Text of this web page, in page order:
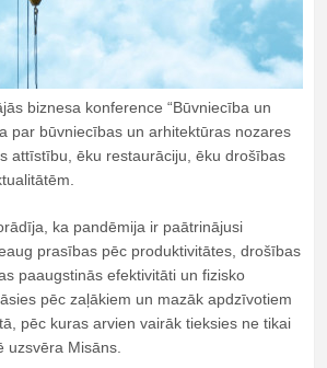
biznesa konference “Būvniecība un
par būvniecības un arhitektūras nozares
attīstību, ēku restaurāciju, ēku drošības
ka pandēmija ir paātrinājusi
prasības pēc produktivitātes, drošības
paaugstinās efektivitāti un fizisko
pēc zaļākiem un mazāk apdzīvotiem
pēc kuras arvien vairāk tieksies ne tikai
uzsvēra Misāns.